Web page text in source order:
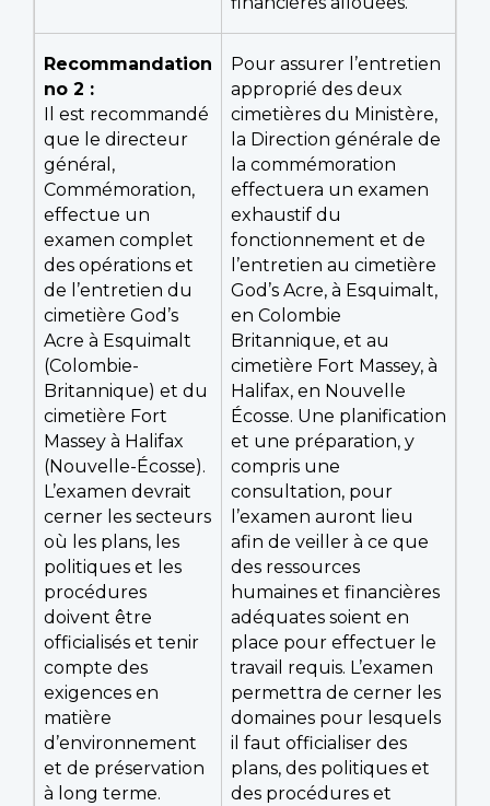
Recommandation
no 2 :
Il est recommandé
que le directeur
général,
Commémoration,
effectue un
examen complet
des opérations et
de l’entretien du
cimetière God’s
Acre à Esquimalt
(Colombie-
Britannique) et du
cimetière Fort
Massey à Halifax
(Nouvelle-Écosse).
L’examen devrait
cerner les secteurs
où les plans, les
politiques et les
procédures
doivent être
officialisés et tenir
compte des
exigences en
matière
d’environnement
et de préservation
à long terme.
Pour assurer l’entretien
approprié des deux
cimetières du Ministère,
la Direction générale de
la commémoration
effectuera un examen
exhaustif du
fonctionnement et de
l’entretien au cimetière
God’s Acre, à Esquimalt,
en Colombie
Britannique, et au
cimetière Fort Massey, à
Halifax, en Nouvelle
Écosse. Une planification
et une préparation, y
compris une
consultation, pour
l’examen auront lieu
afin de veiller à ce que
des ressources
humaines et financières
adéquates soient en
place pour effectuer le
travail requis. L’examen
permettra de cerner les
domaines pour lesquels
il faut officialiser des
plans, des politiques et
des procédures et